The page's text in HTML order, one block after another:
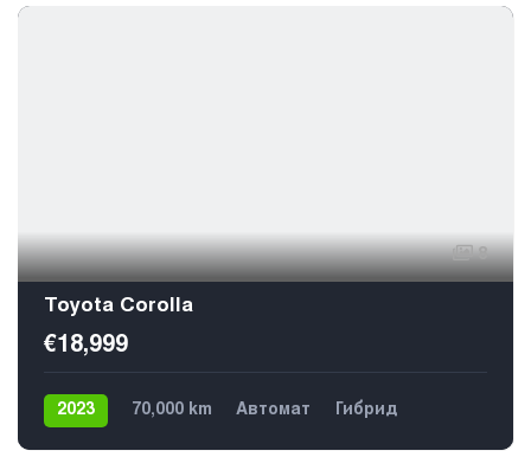
8
Toyota Corolla
€18,999
2023 70,000 km Автомат
Гибрид